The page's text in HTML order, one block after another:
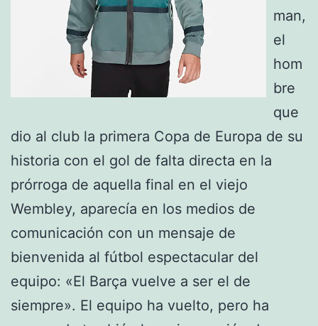
man,
el
hom
bre
que
dio al club la primera Copa de Europa de su
historia con el gol de falta directa en la
prórroga de aquella final en el viejo
Wembley, aparecía en los medios de
comunicación con un mensaje de
bienvenida al fútbol espectacular del
equipo: «El Barça vuelve a ser el de
siempre». El equipo ha vuelto, pero ha